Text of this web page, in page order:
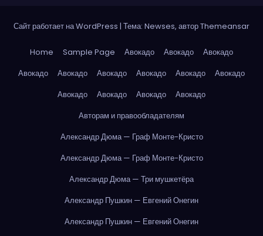
Сайт работает на WordPress | Тема: Newses, авторThemeansar
Home Sample Page Авокадо Авокадо
Авокадо
Авокадо
Авокадо Авокадо Авокадо Авокадо
Авокадо
Авокадо
Авокадо Авокадо
Авокадо
Авторам и правообладателям
Александр Дюма — Граф Монте-Кристо
Александр Дюма — Граф Монте-Кристо
Александр Дюма — Три мушкетёра
Александр Пушкин — Евгений Онегин
Александр Пушкин — Евгений Онегин